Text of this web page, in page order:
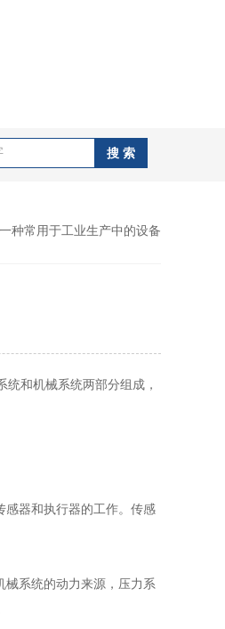
种常用于工业生产中的设备
和机械系统两部分组成，
器和执行器的工作。传感
系统的动力来源，压力系